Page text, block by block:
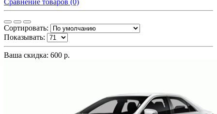
Сортировать:
Показывать:
Ваша скидка: 600 р.